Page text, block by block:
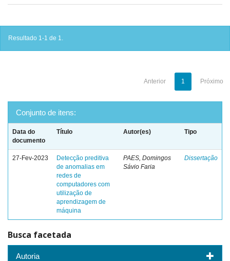
Resultado 1-1 de 1.
Anterior 1 Próximo
Conjunto de itens:
Data do
documento
Título Autor(es) Tipo
27-Fev-2023
Detecção preditiva
de anomalias em
redes de
computadores com
utilização de
aprendizagem de
máquina
PAES, Domingos
Sávio Faria
Dissertação
Busca facetada
Autoria